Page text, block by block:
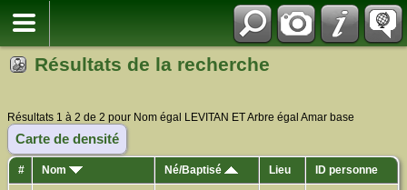
Résultats de la recherche
Résultats 1 à 2 de 2 pour Nom égal LEVITAN ET Arbre égal Amar base
Carte de densité
# Nom Né/Baptisé Lieu ID personne